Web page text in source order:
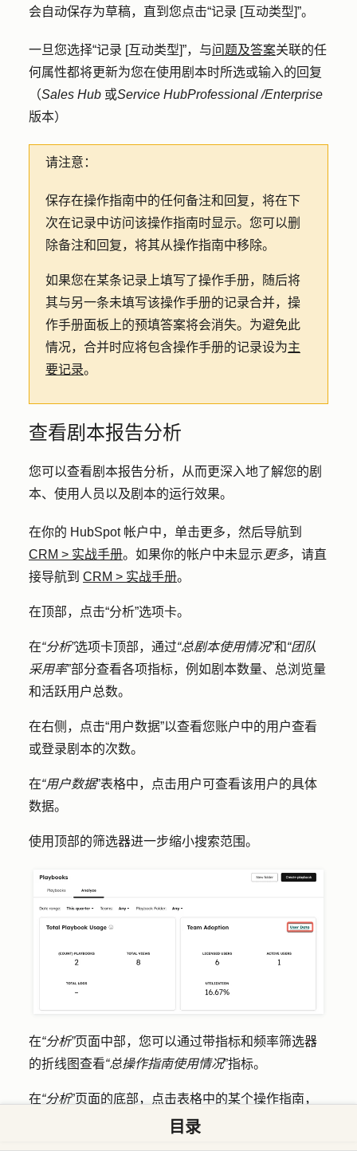
会自动保存为草稿，直到您点击“记录 [互动类型]”。
一旦您选择“记录 [互动类型]”，与问题及答案关联的任
何属性都将更新为您在使用剧本时所选或输入的回复
（Sales Hub 或Service HubProfessional /Enterprise
版本）
请注意：
保存在操作指南中的任何备注和回复，将在下
次在记录中访问该操作指南时显示。您可以删
除备注和回复，将其从操作指南中移除。
如果您在某条记录上填写了操作手册，随后将
其与另一条未填写该操作手册的记录合并，操
作手册面板上的预填答案将会消失。为避免此
情况，合并时应将包含操作手册的记录设为主
要记录。
查看剧本报告分析
您可以查看剧本报告分析，从而更深入地了解您的剧
本、使用人员以及剧本的运行效果。
在你的 HubSpot 帐户中，单击更多，然后导航到
CRM > 实战手册。如果你的帐户中未显示 更多，请直
接导航到 CRM > 实战手册。
在顶部，点击“分析”选项卡。
在“分析”选项卡顶部，通过“总剧本使用情况”和“团队
采用率”部分查看各项指标，例如剧本数量、总浏览量
和活跃用户总数。
在右侧，点击“用户数据”以查看您账户中的用户查看
或登录剧本的次数。
在“用户数据”表格中，点击用户可查看该用户的具体
数据。
使用顶部的筛选器进一步缩小搜索范围。
在“分析”页面中部，您可以通过带指标和频率筛选器
的折线图查看“总操作指南使用情况”指标。
在“分析”页面的底部，点击表格中的某个操作指南，
即可查看该操作指南的具体指标，例如操作指南使用
目录